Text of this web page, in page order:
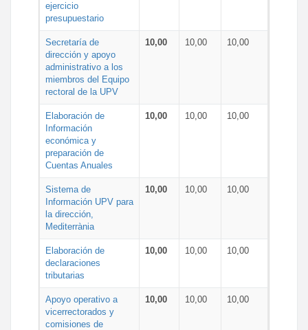
ejercicio
presupuestario
Secretaría de
dirección y apoyo
administrativo a los
miembros del Equipo
rectoral de la UPV
10,00 10,00 10,00
Elaboración de
Información
económica y
preparación de
Cuentas Anuales
10,00 10,00 10,00
Sistema de
Información UPV para
la dirección,
Mediterrània
10,00 10,00 10,00
Elaboración de
declaraciones
tributarias
10,00 10,00 10,00
Apoyo operativo a
vicerrectorados y
comisiones de
10,00 10,00 10,00